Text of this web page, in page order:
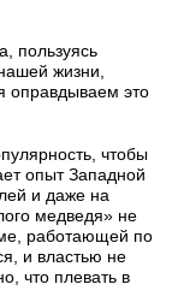
пользуясь
жизни,
оправдываем это
чтобы
опыт Западной
и даже на
медведя» не
работающей по
и властью не
что плевать в